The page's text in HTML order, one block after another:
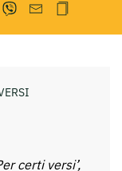
certi versi’,